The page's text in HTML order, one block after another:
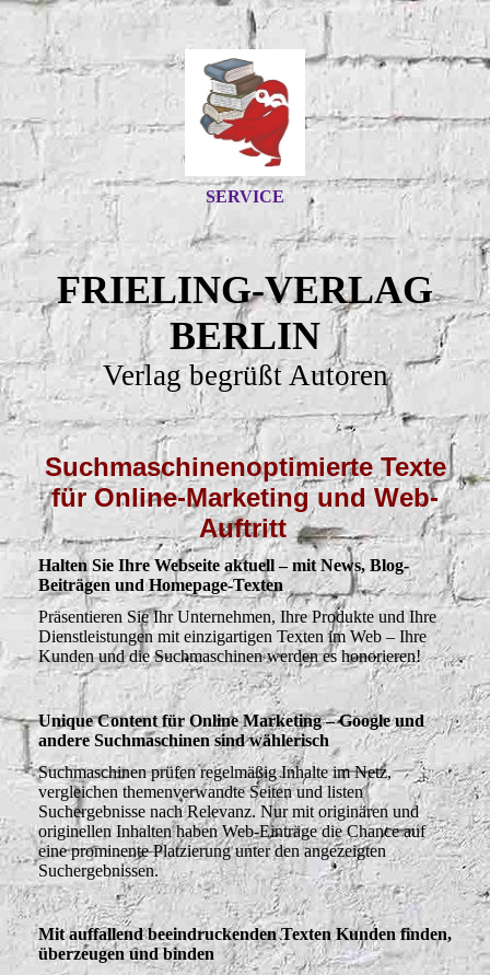
SERVICE
FRIELING-VERLAG
BERLIN
Verlag begrüßt Autoren
Suchmaschinenoptimierte Texte
für Online-Marketing und Web-
Auftritt
Halten Sie Ihre Webseite aktuell – mit News, Blog-
Beiträgen und Homepage-Texten
Präsentieren Sie Ihr Unternehmen, Ihre Produkte und Ihre
Dienstleistungen mit einzigartigen Texten im Web – Ihre
Kunden und die Suchmaschinen werden es honorieren!
Unique Content für Online Marketing – Google und
andere Suchmaschinen sind wählerisch
Suchmaschinen prüfen regelmäßig Inhalte im Netz,
vergleichen themenverwandte Seiten und listen
Suchergebnisse nach Relevanz. Nur mit originären und
originellen Inhalten haben Web-Einträge die Chance auf
eine prominente Platzierung unter den angezeigten
Suchergebnissen.
Mit auffallend beeindruckenden Texten Kunden finden,
überzeugen und binden